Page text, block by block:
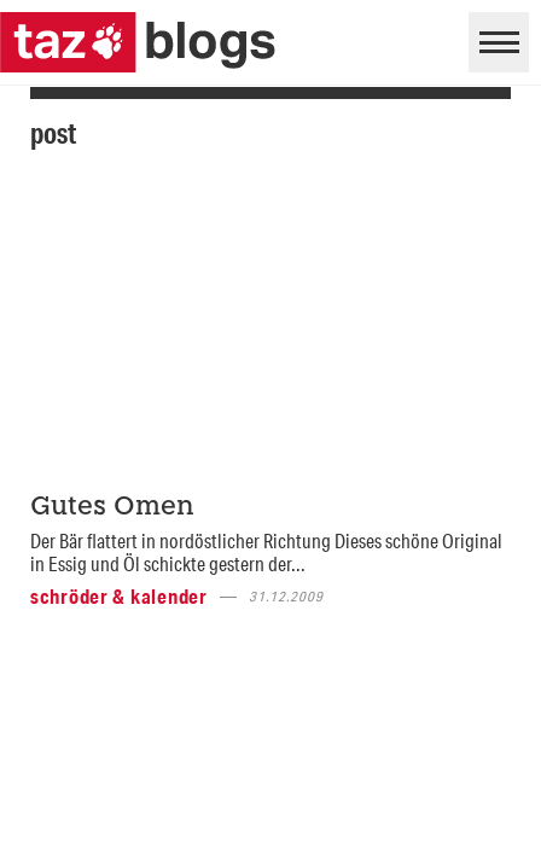
post
Gutes Omen
Der Bär flattert in nordöstlicher Richtung Dieses schöne Original
in Essig und Öl schickte gestern der...
schröder & kalender
31.12.2009